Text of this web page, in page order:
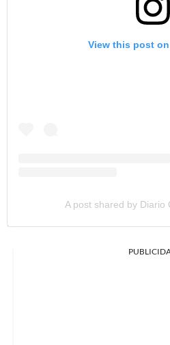
View this post
A post shared by Diario